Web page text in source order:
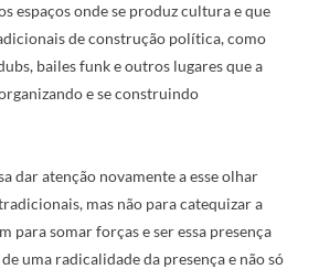
espaços onde se produz cultura e que
de construção política, como
bailes funk e outros lugares que a
e se construindo
dar atenção novamente a esse olhar
mas não para catequizar a
para somar forças e ser essa presença
uma radicalidade da presença e não só